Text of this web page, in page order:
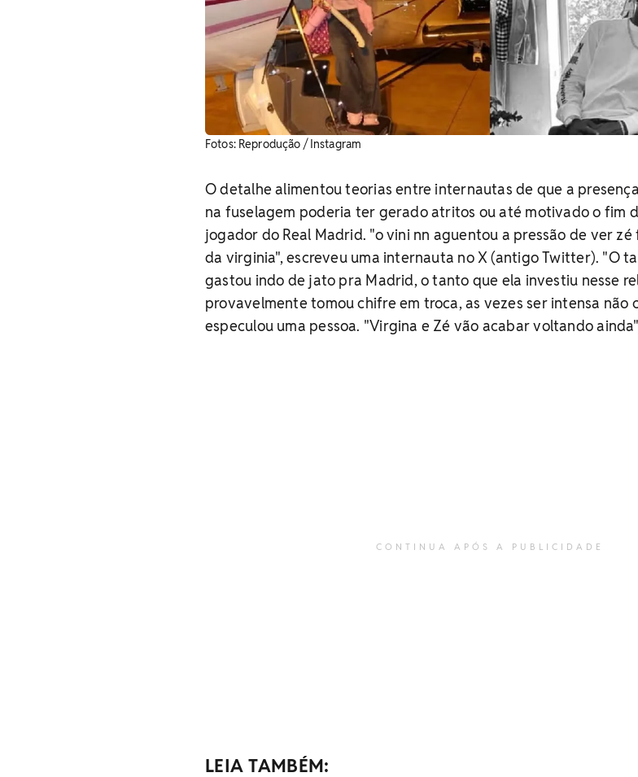
Fotos: Reprodução / Instagram
O detalhe alimentou teorias entre internautas de que a
na fuselagem poderia ter gerado atritos ou até motivado o fim
jogador do Real Madrid. "o vini nn aguentou a pressão de ver
da virginia", escreveu uma internauta no X (antigo Twitter). "O
gastou indo de jato pra Madrid, o tanto que ela investiu nesse
provavelmente tomou chifre em troca, as vezes ser intensa não
especulou uma pessoa. "Virgina e Zé vão acabar voltando
CONTINUA APÓS A PUBLICIDADE
LEIA TAMBÉM: